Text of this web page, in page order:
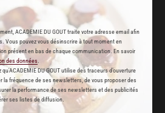
ACADEMIE DU GOUT traite votre adresse email afin
Vous pouvez vous désinscrire à tout moment en
présent en bas de chaque communication. En savoir
des données
DU GOUT utilise des traceurs d’ouverture
la fréquence de ses newsletters, de vous proposer des
la performance de ses newsletters et des publicités
ses listes de diffusion.
La Pâtisserie des Rêves
Boucherie Metzger et André
Maison Viennet
Poissonnerie Vianey
Les Trois Dômes